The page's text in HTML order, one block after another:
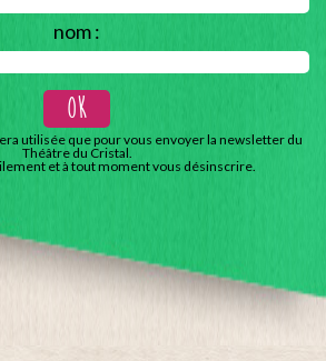
nom :
utilisée que pour vous envoyer la newsletter du
Théâtre du Cristal.
et à tout moment vous désinscrire.